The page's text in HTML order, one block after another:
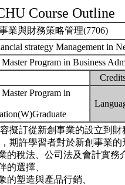
Course Outline
業與財務策略管理(7706)
strategy Management in
Program in Business
Program in
擬訂從新創事業的設立到
期許學習者對於新創事業
的稅法、公司法及會計實務
的選擇、
的塑造與產品行銷、